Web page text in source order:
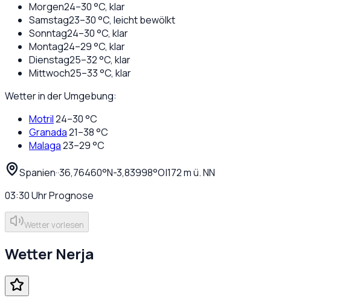
Morgen24–30°C, klar
Samstag23–30°C, leicht bewölkt
Sonntag24–30°C, klar
Montag24–29°C, klar
Dienstag25–32°C, klar
Mittwoch25–33°C, klar
Wetter in der Umgebung:
Motril24–30°C
Granada21–38°C
Malaga23–29°C
Spanien··36,76460°N-3,83998°O|172m ü. NN
03:30UhrPrognose
Wetter vorlesen
Wetter Nerja